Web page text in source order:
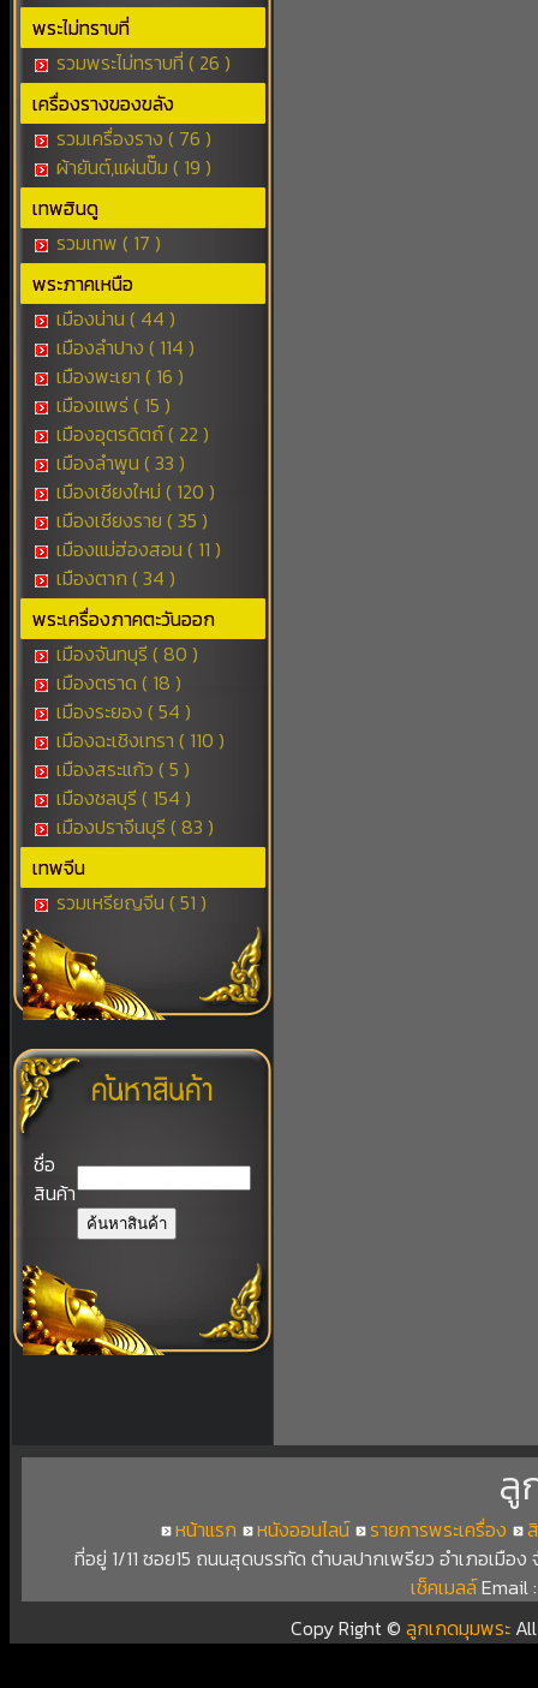
พระไม่ทราบที่
รวมพระไม่ทราบที่ ( 26 )
เครื่องรางของขลัง
รวมเครื่องราง ( 76 )
ผ้ายันต์,แผ่นปั๊ม ( 19 )
เทพฮินดู
รวมเทพ ( 17 )
พระภาคเหนือ
เมืองน่าน ( 44 )
เมืองลำปาง ( 114 )
เมืองพะเยา ( 16 )
เมืองแพร่ ( 15 )
เมืองอุตรดิตถ์ ( 22 )
เมืองลำพูน ( 33 )
เมืองเชียงใหม่ ( 120 )
เมืองเชียงราย ( 35 )
เมืองแม่ฮ่องสอน ( 11 )
เมืองตาก ( 34 )
พระเครื่องภาคตะวันออก
เมืองจันทบุรี ( 80 )
เมืองตราด ( 18 )
เมืองระยอง ( 54 )
เมืองฉะเชิงเทรา ( 110 )
เมืองสระแก้ว ( 5 )
เมืองชลบุรี ( 154 )
เมืองปราจีนบุรี ( 83 )
เทพจีน
รวมเหรียญจีน ( 51 )
ชื่อ
สินค้า
ลู
หน้าแรก หนังออนไลน์ รายการพระเครื่อง
ที่อยู่ 1/11 ซอย15 ถนนสุดบรรทัด ตำบลปากเพรียว อำเภอเมือ
เช็คเมลล์Email
Copy Right ©ลูกเกดมุมพระ